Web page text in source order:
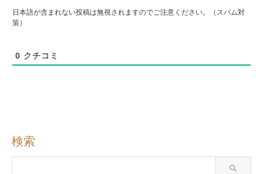
日本語が含まれない投稿は無視されますのでご注意ください。（スパム対
策）
0 クチコミ
検索